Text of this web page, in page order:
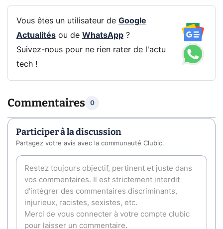
Vous êtes un utilisateur de Google
Actualitésou de WhatsApp?
Suivez-nous pour ne rien rater de l'actu
tech !
Commentaires 0
Participer à la discussion
Partagez votre avis avec la communauté Clubic.